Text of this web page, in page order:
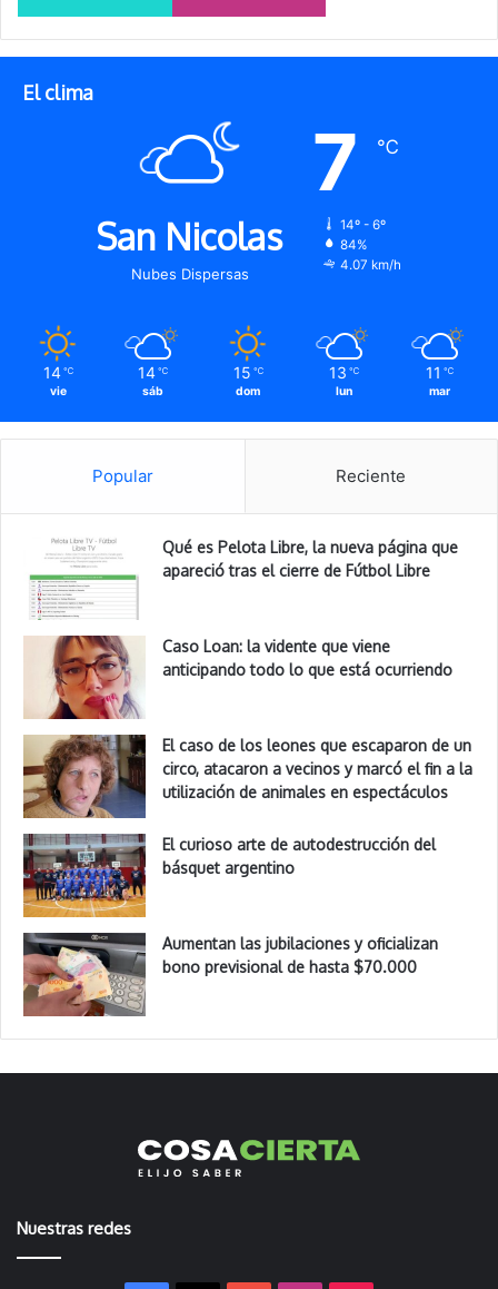
El clima
San Nicolas
Nubes Dispersas
7 ℃
14º - 6º
84%
4.07 km/h
14 ℃
vie
14 ℃
sáb
15 ℃
dom
13 ℃
lun
11 ℃
mar
Popular Reciente
Qué es Pelota Libre, la nueva página que
apareció tras el cierre de Fútbol Libre
Caso Loan: la vidente que viene
anticipando todo lo que está ocurriendo
El caso de los leones que escaparon de un
circo, atacaron a vecinos y marcó el fin a la
utilización de animales en espectáculos
El curioso arte de autodestrucción del
básquet argentino
Aumentan las jubilaciones y oficializan
bono previsional de hasta $70.000
Nuestras redes